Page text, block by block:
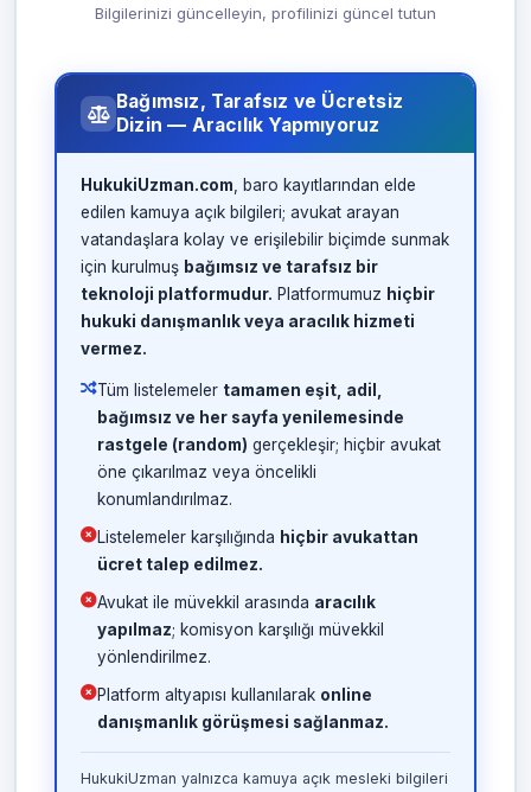
Bilgilerinizi güncelleyin, profilinizi güncel tutun
Bağımsız, Tarafsız ve Ücretsiz
Dizin — Aracılık Yapmıyoruz
HukukiUzman.com , baro kayıtlarından elde
edilen kamuya açık bilgileri; avukat arayan
vatandaşlara kolay ve erişilebilir biçimde sunmak
için kurulmuş bağımsız ve tarafsız bir
teknoloji platformudur. Platformumuz hiçbir
hukuki danışmanlık veya aracılık hizmeti
vermez.
Tüm listelemeler tamamen eşit, adil,
bağımsız ve her sayfa yenilemesinde
rastgele (random) gerçekleşir; hiçbir avukat
öne çıkarılmaz veya öncelikli
konumlandırılmaz.
Listelemeler karşılığında hiçbir avukattan
ücret talep edilmez.
Avukat ile müvekkil arasında aracılık
yapılmaz; komisyon karşılığı müvekkil
yönlendirilmez.
Platform altyapısı kullanılarak online
danışmanlık görüşmesi sağlanmaz.
HukukiUzman yalnızca kamuya açık mesleki bilgileri